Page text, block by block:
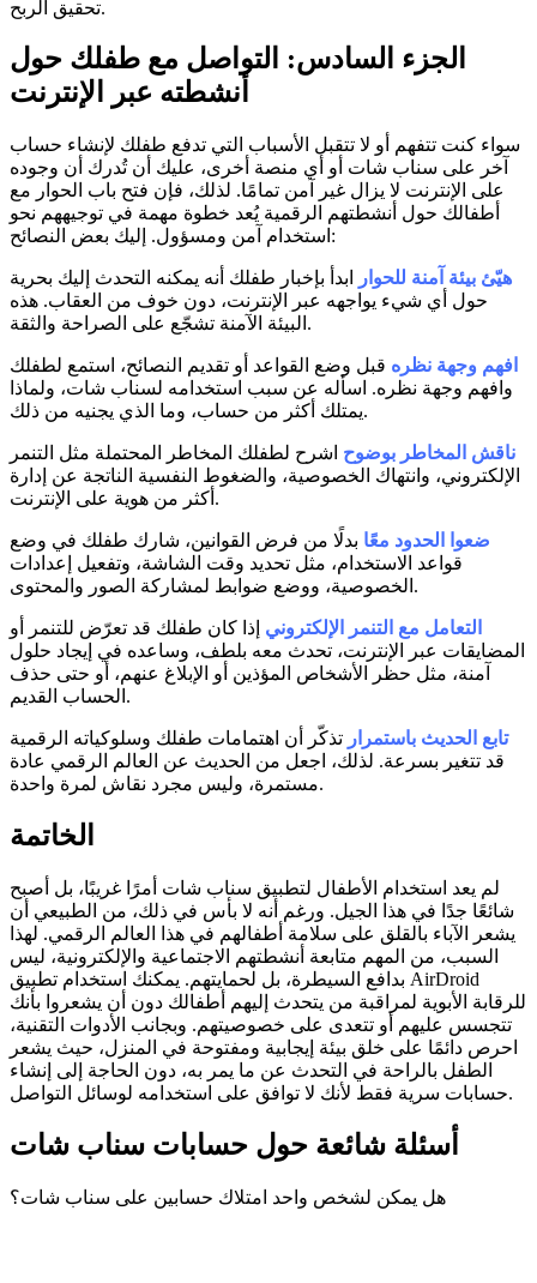
تحقيق الربح.
الجزء السادس: التواصل مع طفلك حول
أنشطته عبر الإنترنت
سواء كنت تتفهم أو لا تتقبل الأسباب التي تدفع طفلك لإنشاء حساب
آخر على سناب شات أو أي منصة أخرى، عليك أن تُدرك أن وجوده
على الإنترنت لا يزال غير آمن تمامًا. لذلك، فإن فتح باب الحوار مع
أطفالك حول أنشطتهم الرقمية يُعد خطوة مهمة في توجيههم نحو
استخدام آمن ومسؤول. إليك بعض النصائح:
هيّئ بيئة آمنة للحوار
ابدأ بإخبار طفلك أنه يمكنه التحدث إليك بحرية
حول أي شيء يواجهه عبر الإنترنت، دون خوف من العقاب. هذه
البيئة الآمنة تشجّع على الصراحة والثقة.
افهم وجهة نظره قبل وضع القواعد أو تقديم النصائح، استمع لطفلك
وافهم وجهة نظره. اسأله عن سبب استخدامه لسناب شات، ولماذا
يمتلك أكثر من حساب، وما الذي يجنيه من ذلك.
ناقش المخاطر بوضوح اشرح لطفلك المخاطر المحتملة مثل التنمر
الإلكتروني، وانتهاك الخصوصية، والضغوط النفسية الناتجة عن إدارة
أكثر من هوية على الإنترنت.
ضعوا الحدود معًا بدلًا من فرض القوانين، شارك طفلك في وضع
قواعد الاستخدام، مثل تحديد وقت الشاشة، وتفعيل إعدادات
الخصوصية، ووضع ضوابط لمشاركة الصور والمحتوى.
التعامل مع التنمر الإلكتروني إذا كان طفلك قد تعرّض للتنمر أو
المضايقات عبر الإنترنت، تحدث معه بلطف، وساعده في إيجاد حلول
آمنة، مثل حظر الأشخاص المؤذين أو الإبلاغ عنهم، أو حتى حذف
الحساب القديم.
تابع الحديث باستمرار تذكّر أن اهتمامات طفلك وسلوكياته الرقمية
قد تتغير بسرعة. لذلك، اجعل من الحديث عن العالم الرقمي عادة
مستمرة، وليس مجرد نقاش لمرة واحدة.
الخاتمة
لم يعد استخدام الأطفال لتطبيق سناب شات أمرًا غريبًا، بل أصبح
شائعًا جدًا في هذا الجيل. ورغم أنه لا بأس في ذلك، من الطبيعي أن
يشعر الآباء بالقلق على سلامة أطفالهم في هذا العالم الرقمي. لهذا
السبب، من المهم متابعة أنشطتهم الاجتماعية والإلكترونية، ليس
بدافع السيطرة، بل لحمايتهم. يمكنك استخدام تطبيق AirDroid
للرقابة الأبوية لمراقبة من يتحدث إليهم أطفالك دون أن يشعروا بأنك
تتجسس عليهم أو تتعدى على خصوصيتهم. وبجانب الأدوات التقنية،
احرص دائمًا على خلق بيئة إيجابية ومفتوحة في المنزل، حيث يشعر
الطفل بالراحة في التحدث عن ما يمر به، دون الحاجة إلى إنشاء
حسابات سرية فقط لأنك لا توافق على استخدامه لوسائل التواصل.
أسئلة شائعة حول حسابات سناب شات
هل يمكن لشخص واحد امتلاك حسابين على سناب شات؟